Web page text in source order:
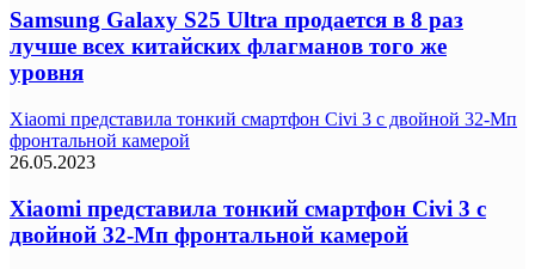
Samsung Galaxy S25 Ultra продается в 8 раз
лучше всех китайских флагманов того же
уровня
Xiaomi представила тонкий смартфон Civi 3 с двойной 32-Мп
фронтальной камерой
26.05.2023
Xiaomi представила тонкий смартфон Civi 3 с
двойной 32-Мп фронтальной камерой